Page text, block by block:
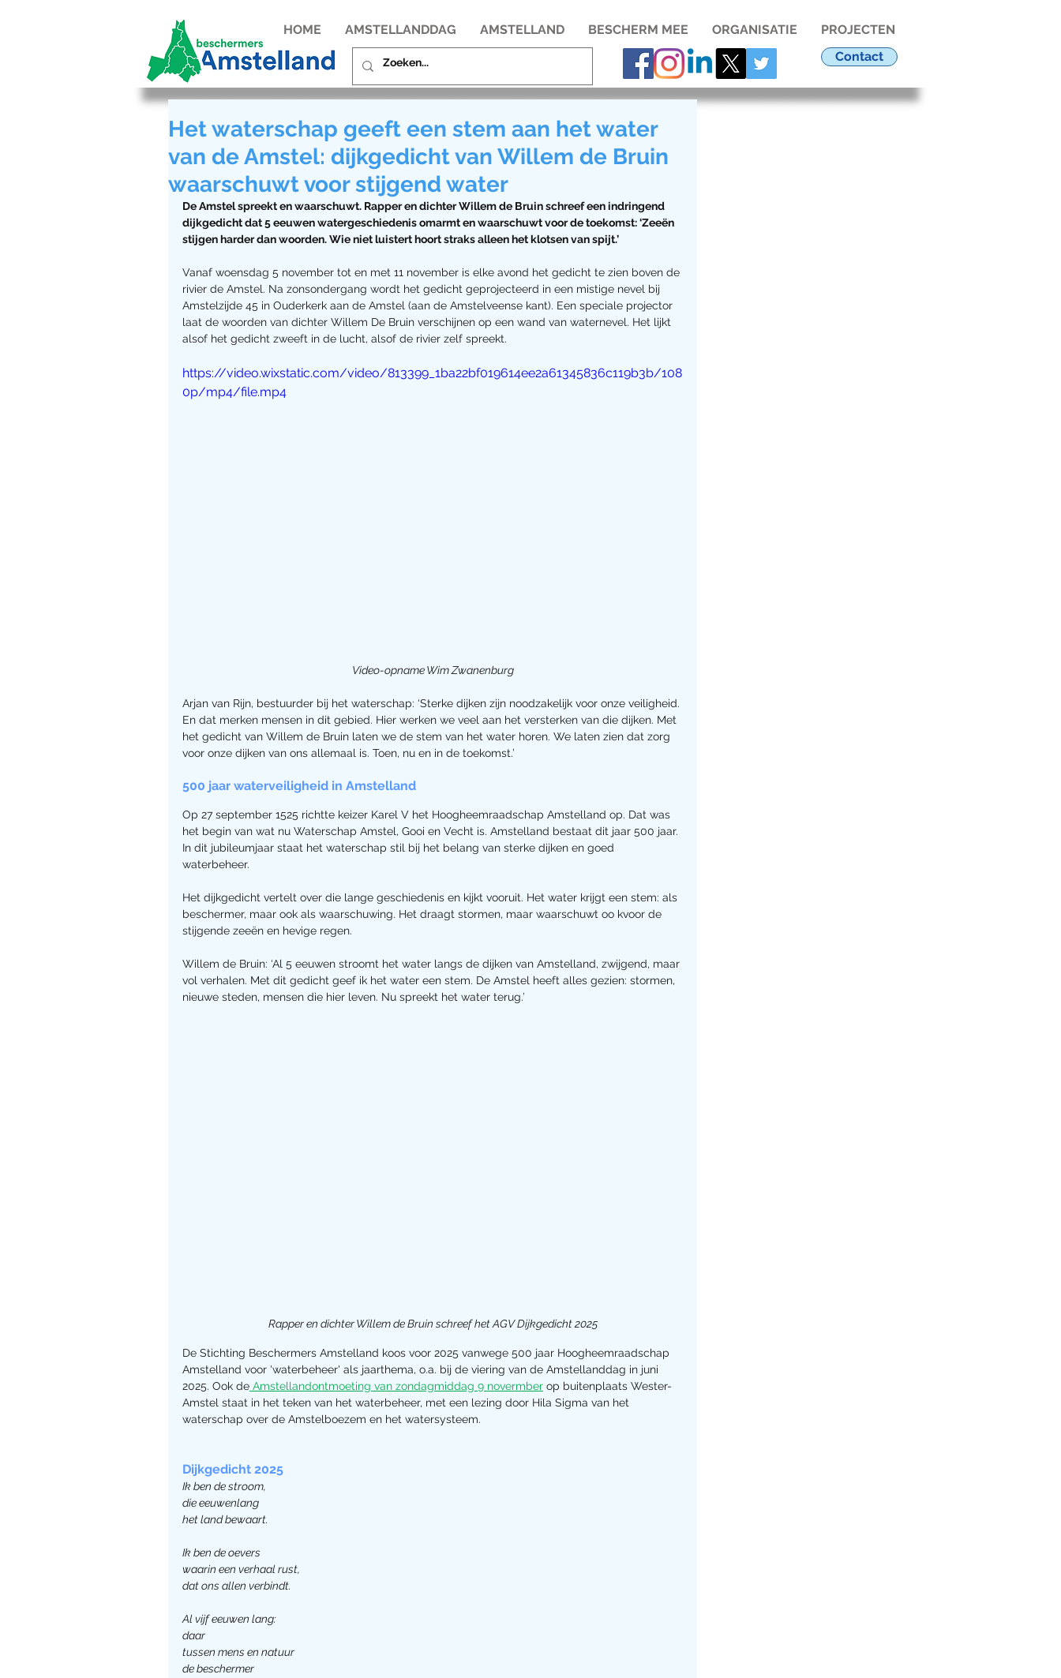
HOME AMSTELLANDDAG AMSTELLAND BESCHERM MEE ORGANISATIE
PROJECTEN
Contact
Het waterschap geeft een stem aan het water
van de Amstel: dijkgedicht van Willem de Bruin
waarschuwt voor stijgend water
De Amstel spreekt en waarschuwt. Rapper en dichter Willem de Bruin schreef een indringend
dijkgedicht dat 5 eeuwen watergeschiedenis omarmt en waarschuwt voor de toekomst: ‘Zeeën
stijgen harder dan woorden. Wie niet luistert hoort straks alleen het klotsen van spijt.’
Vanaf woensdag 5 november tot en met 11 november is elke avond het gedicht te zien boven de
rivier de Amstel. Na zonsondergang wordt het gedicht geprojecteerd in een mistige nevel bij
Amstelzijde 45 in Ouderkerk aan de Amstel (aan de Amstelveense kant). Een speciale projector
laat de woorden van dichter Willem De Bruin verschijnen op een wand van waternevel. Het lijkt
alsof het gedicht zweeft in de lucht, alsof de rivier zelf spreekt.
https://video.wixstatic.com/video/813399_1ba22bf019614ee2a61345836c119b3b/108
0p/mp4/file.mp4
Video-opname Wim Zwanenburg
Arjan van Rijn, bestuurder bij het waterschap: ‘Sterke dijken zijn noodzakelijk voor onze veiligheid.
En dat merken mensen in dit gebied. Hier werken we veel aan het versterken van die dijken. Met
het gedicht van Willem de Bruin laten we de stem van het water horen. We laten zien dat zorg
voor onze dijken van ons allemaal is. Toen, nu en in de toekomst.’
500 jaar waterveiligheid in Amstelland
Op 27 september 1525 richtte keizer Karel V het Hoogheemraadschap Amstelland op. Dat was
het begin van wat nu Waterschap Amstel, Gooi en Vecht is. Amstelland bestaat dit jaar 500 jaar.
In dit jubileumjaar staat het waterschap stil bij het belang van sterke dijken en goed
waterbeheer.
Het dijkgedicht vertelt over die lange geschiedenis en kijkt vooruit. Het water krijgt een stem: als
beschermer, maar ook als waarschuwing. Het draagt stormen, maar waarschuwt oo kvoor de
stijgende zeeën en hevige regen.
Willem de Bruin: ‘Al 5 eeuwen stroomt het water langs de dijken van Amstelland, zwijgend, maar
vol verhalen. Met dit gedicht geef ik het water een stem. De Amstel heeft alles gezien: stormen,
nieuwe steden, mensen die hier leven. Nu spreekt het water terug.’
Rapper en dichter Willem de Bruin schreef het AGV Dijkgedicht 2025
De Stichting Beschermers Amstelland koos voor 2025 vanwege 500 jaar Hoogheemraadschap
Amstelland voor 'waterbeheer' als jaarthema, o.a. bij de viering van de Amstellanddag in juni
2025. Ook de Amstellandontmoeting van zondagmiddag 9 novermber op buitenplaats Wester-
Amstel staat in het teken van het waterbeheer, met een lezing door Hila Sigma van het
waterschap over de Amstelboezem en het watersysteem.
Dijkgedicht 2025
Ik ben de stroom,
die eeuwenlang
het land bewaart.
Ik ben de oevers
waarin een verhaal rust,
dat ons allen verbindt.
Al vijf eeuwen lang:
daar
tussen mens en natuur
de beschermer